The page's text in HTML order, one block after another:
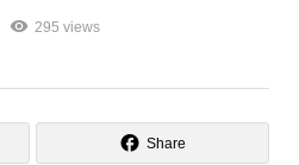
295 views
Share